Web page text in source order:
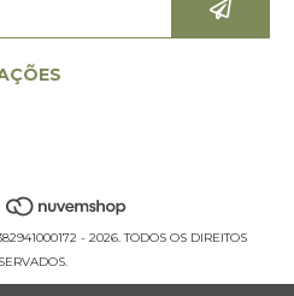
- 2026. TODOS OS DIREITOS